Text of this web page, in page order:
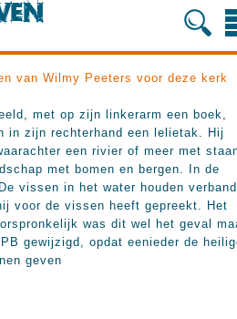
van Wilmy Peeters voor deze kerk
met op zijn linkerarm een boek,
in zijn rechterhand een lelietak. Hij
een rivier of meer met
met bomen en bergen. In de
vissen in het water houden verband
voor de vissen heeft gepreekt. Het
was dit wel het geval
gewijzigd, opdat eenieder de
geven